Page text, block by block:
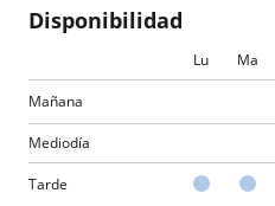
Disponibilidad
Lu Ma
Mañana
Mediodía
Tarde